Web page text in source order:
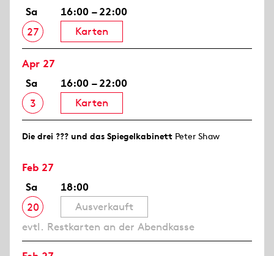
Sa
27
16:00 – 22:00
Karten
Apr 27
Sa
3
16:00 – 22:00
Karten
Die drei ??? und das Spiegelkabinett Peter Shaw
Feb 27
Sa
20
18:00
Ausverkauft
evtl. Restkarten an der Abendkasse